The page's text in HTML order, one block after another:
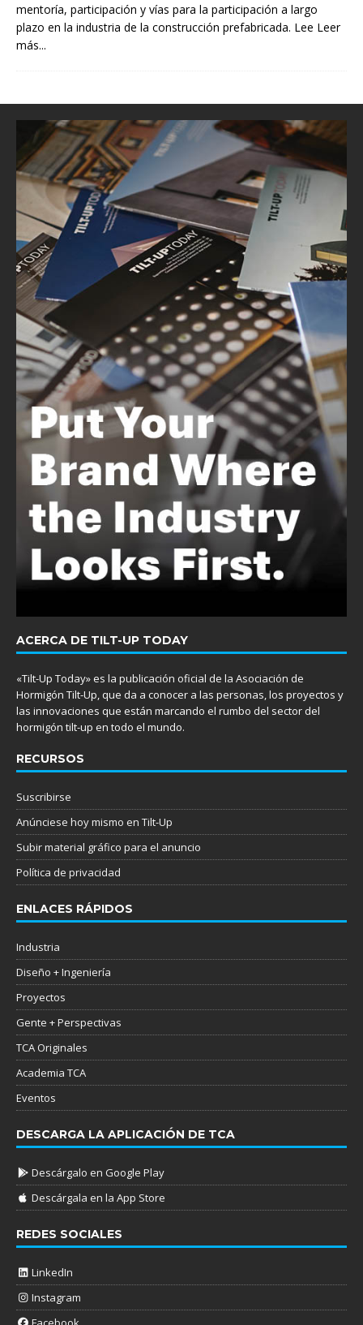
mentoría, participación y vías para la participación a largo
plazo en la industria de la construcción prefabricada. Lee Leer
más...
ACERCA DE TILT-UP TODAY
«Tilt-Up Today» es la publicación oficial de la Asociación de
Hormigón Tilt-Up, que da a conocer a las personas, los proyectos y
las innovaciones que están marcando el rumbo del sector del
hormigón tilt-up en todo el mundo.
RECURSOS
Suscribirse
Anúnciese hoy mismo en Tilt-Up
Subir material gráfico para el anuncio
Política de privacidad
ENLACES RÁPIDOS
Industria
Diseño + Ingeniería
Proyectos
Gente + Perspectivas
TCA Originales
Academia TCA
Eventos
DESCARGA LA APLICACIÓN DE TCA
Descárgalo en Google Play
Descárgala en la App Store
REDES SOCIALES
LinkedIn
Instagram